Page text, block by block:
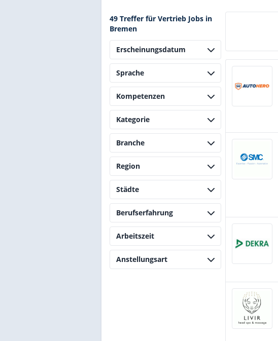
Erscheinungsdatum
Sprache
Kompetenzen
Kategorie
Branche
Region
Städte
Berufserfahrung
Arbeitszeit
Anstellungsart
49 Treffer für Vertrieb Jobs in
Bremen